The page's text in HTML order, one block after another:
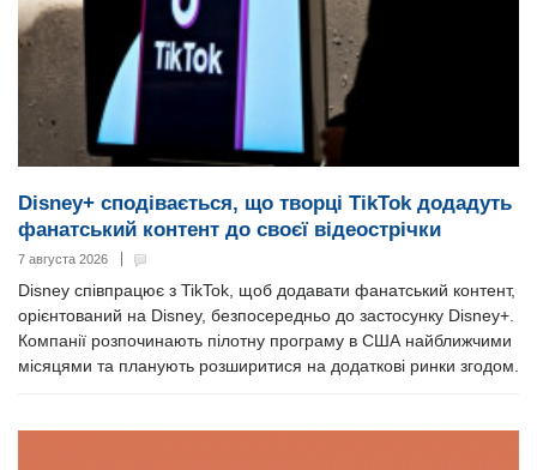
Disney+ сподівається, що творці TikTok додадуть
фанатський контент до своєї відеострічки
7 августа 2026
Disney співпрацює з TikTok, щоб додавати фанатський контент,
орієнтований на Disney, безпосередньо до застосунку Disney+.
Компанії розпочинають пілотну програму в США найближчими
місяцями та планують розширитися на додаткові ринки згодом.